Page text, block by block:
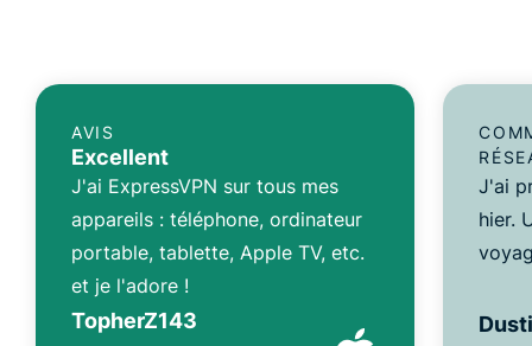
AVIS
Excellent
J'ai ExpressVPN sur tous mes
appareils : téléphone, ordinateur
portable, tablette, Apple TV, etc.
et je l'adore !
TopherZ143
J'ai
hier.